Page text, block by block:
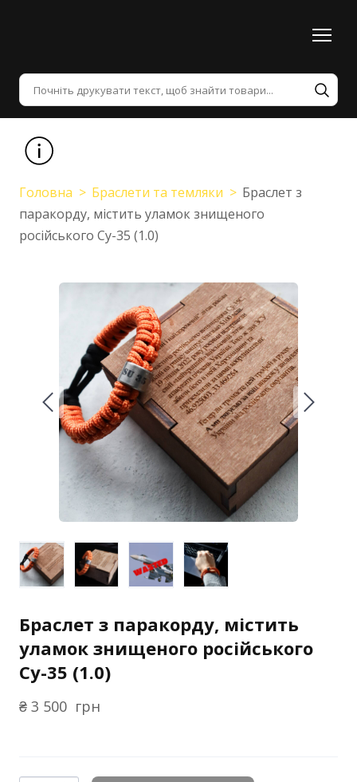
Головна Браслети та темляки
Браслет з
паракорду, містить уламок знищеного
російського Су-35 (1.0)
Браслет з паракорду, містить
уламок знищеного російського
Су-35 (1.0)
₴ 3 500  грн